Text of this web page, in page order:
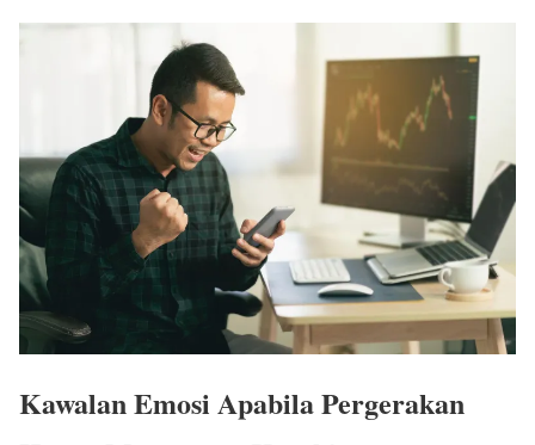
Kawalan Emosi Apabila Pergerakan